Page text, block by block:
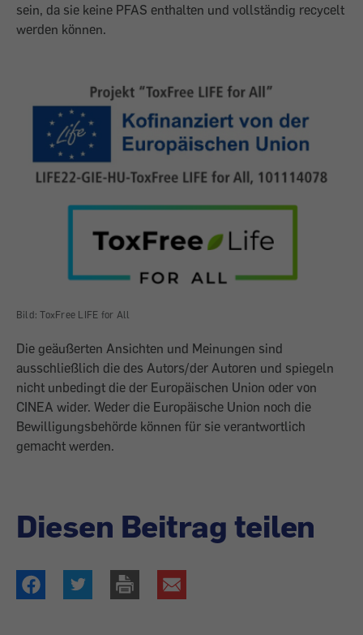
sein, da sie keine PFAS enthalten und vollständig recycelt
werden können.
Bild: ToxFree LIFE for All
Die geäußerten Ansichten und Meinungen sind
ausschließlich die des Autors/der Autoren und spiegeln
nicht unbedingt die der Europäischen Union oder von
CINEA wider. Weder die Europäische Union noch die
Bewilligungsbehörde können für sie verantwortlich
gemacht werden.
Diesen Beitrag teilen